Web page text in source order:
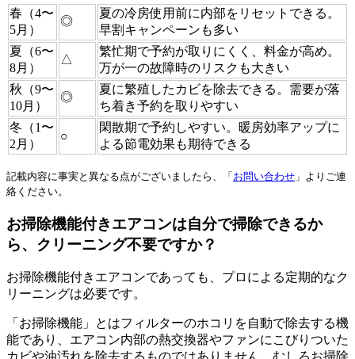
春（4〜
5月）
◎
夏の冷房使用前に内部をリセットできる。
早割キャンペーンも多い
夏（6〜
8月）
△
繁忙期で予約が取りにくく、料金が高め。
万が一の故障時のリスクも大きい
秋（9〜
10月）
◎
夏に繁殖したカビを除去できる。需要が落
ち着き予約を取りやすい
冬（1〜
2月）
○
閑散期で予約しやすい。暖房効率アップに
よる節電効果も期待できる
記載内容に事実と異なる点がございましたら、「 お問い合わせ 」よりご連
絡ください。
お掃除機能付きエアコンは自分で掃除できるか
ら、クリーニング不要ですか？
お掃除機能付きエアコンであっても、プロによる定期的なク
リーニングは必要です。
「お掃除機能」とはフィルターのホコリを自動で除去する機
能であり、エアコン内部の熱交換器やファンにこびりついた